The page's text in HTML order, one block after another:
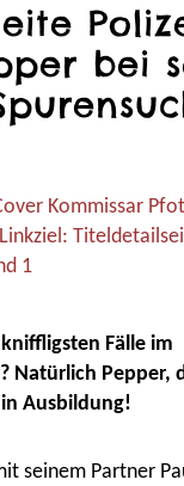
bei
Fälle im
Natürlich Pepper,
Ausbildung!
seinem Partner